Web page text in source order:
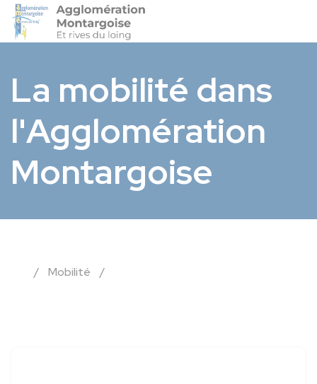
La mobilité dans
l'Agglomération
Montargoise
/ Mobilité /